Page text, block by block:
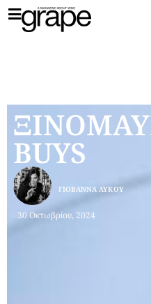
BUYS
30 Οκτωβρίου, 2024
ΓΙΟΒΆΝΝΑ ΛΎΚΟΥ